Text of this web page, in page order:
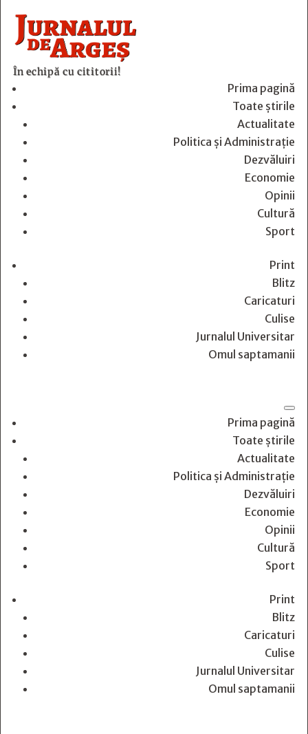
În echipă cu cititorii!
Prima pagină
Toate știrile
Actualitate
Politica și Administrație
Dezvăluiri
Economie
Opinii
Cultură
Sport
Print
Blitz
Caricaturi
Culise
Jurnalul Universitar
Omul saptamanii
Prima pagină
Toate știrile
Actualitate
Politica și Administrație
Dezvăluiri
Economie
Opinii
Cultură
Sport
Print
Blitz
Caricaturi
Culise
Jurnalul Universitar
Omul saptamanii